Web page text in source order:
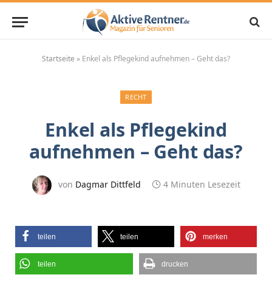
Startseite » Enkel als Pflegekind aufnehmen – Geht das?
RECHT
Enkel als Pflegekind
aufnehmen – Geht das?
von Dagmar Dittfeld 4 Minuten Lesezeit
teilen teilen merken
teilen drucken